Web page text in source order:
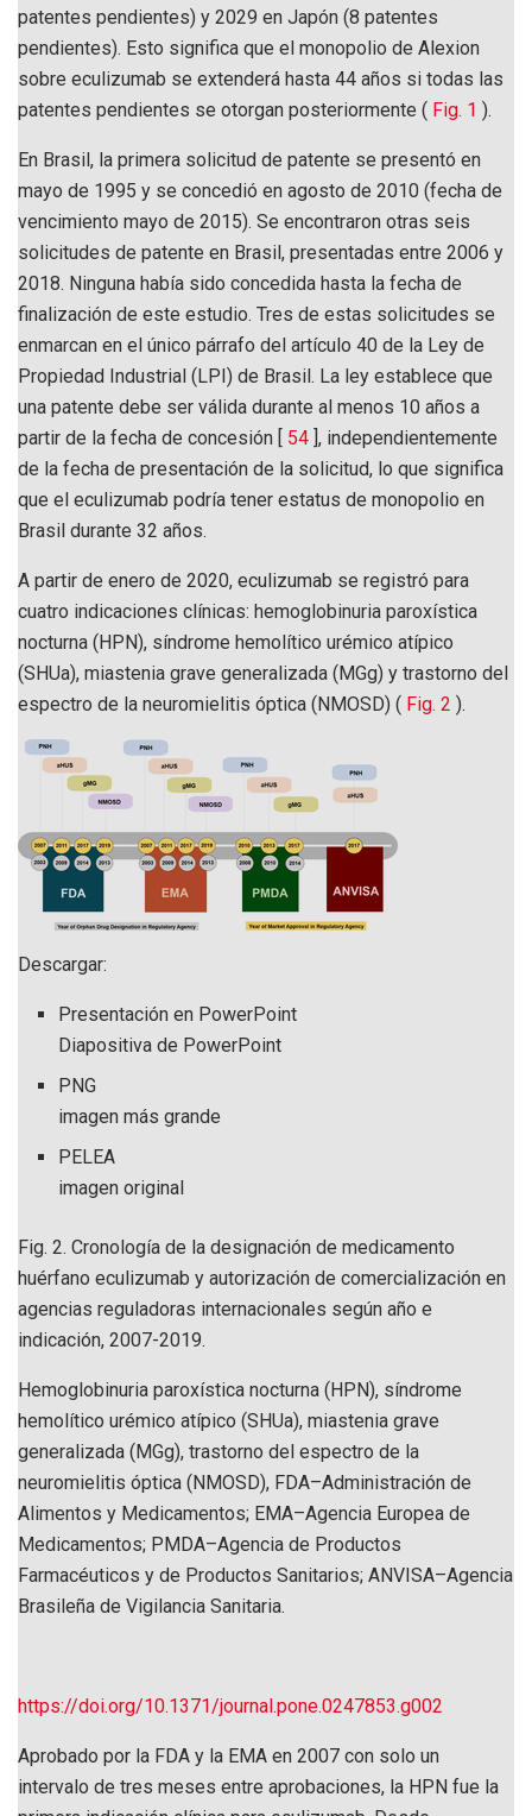
patentes pendientes) y 2029 en Japón (8 patentes
pendientes). Esto significa que el monopolio de Alexion
sobre eculizumab se extenderá hasta 44 años si todas las
patentes pendientes se otorgan posteriormente ( Fig. 1 ).
En Brasil, la primera solicitud de patente se presentó en
mayo de 1995 y se concedió en agosto de 2010 (fecha de
vencimiento mayo de 2015). Se encontraron otras seis
solicitudes de patente en Brasil, presentadas entre 2006 y
2018. Ninguna había sido concedida hasta la fecha de
finalización de este estudio. Tres de estas solicitudes se
enmarcan en el único párrafo del artículo 40 de la Ley de
Propiedad Industrial (LPI) de Brasil. La ley establece que
una patente debe ser válida durante al menos 10 años a
partir de la fecha de concesión [ 54 ], independientemente
de la fecha de presentación de la solicitud, lo que significa
que el eculizumab podría tener estatus de monopolio en
Brasil durante 32 años.
A partir de enero de 2020, eculizumab se registró para
cuatro indicaciones clínicas: hemoglobinuria paroxística
nocturna (HPN), síndrome hemolítico urémico atípico
(SHUa), miastenia grave generalizada (MGg) y trastorno del
espectro de la neuromielitis óptica (NMOSD) ( Fig. 2 ).
Descargar:
Presentación en PowerPoint
Diapositiva de PowerPoint
PNG
imagen más grande
PELEA
imagen original
Fig. 2. Cronología de la designación de medicamento
huérfano eculizumab y autorización de comercialización en
agencias reguladoras internacionales según año e
indicación, 2007-2019.
Hemoglobinuria paroxística nocturna (HPN), síndrome
hemolítico urémico atípico (SHUa), miastenia grave
generalizada (MGg), trastorno del espectro de la
neuromielitis óptica (NMOSD), FDA–Administración de
Alimentos y Medicamentos; EMA–Agencia Europea de
Medicamentos; PMDA–Agencia de Productos
Farmacéuticos y de Productos Sanitarios; ANVISA–Agencia
Brasileña de Vigilancia Sanitaria.
https://doi.org/10.1371/journal.pone.0247853.g002
Aprobado por la FDA y la EMA en 2007 con solo un
intervalo de tres meses entre aprobaciones, la HPN fue la